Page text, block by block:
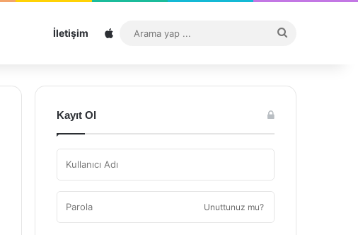
İletişim Sitemap
...
Kayıt Ol
Unuttunuz mu?